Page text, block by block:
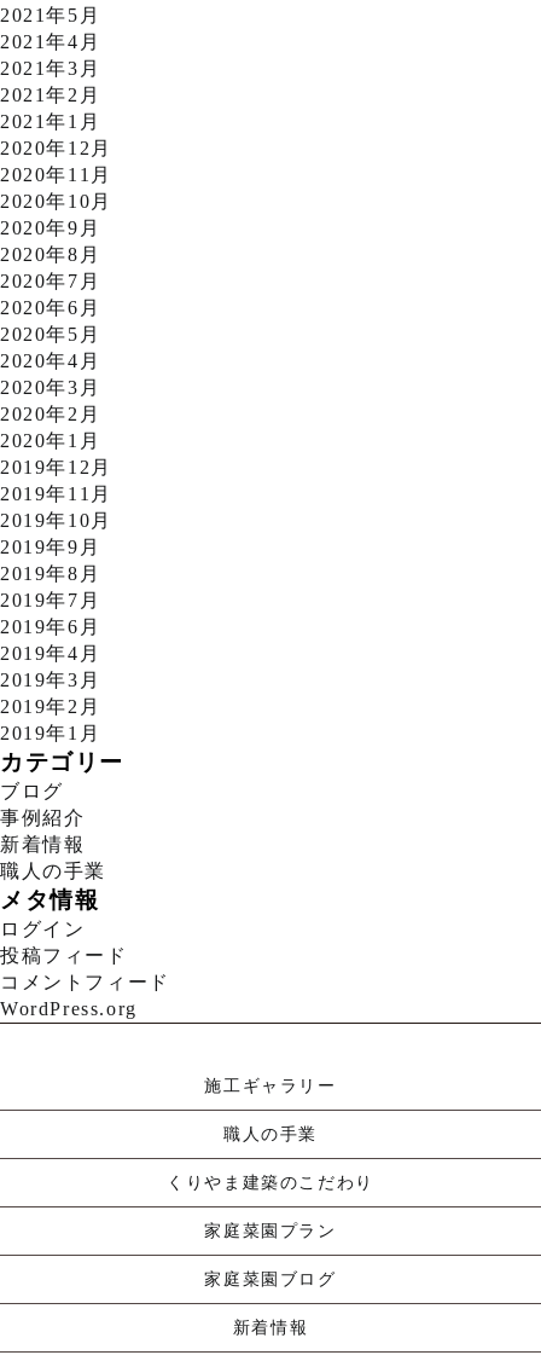
2021年5月
2021年4月
2021年3月
2021年2月
2021年1月
2020年12月
2020年11月
2020年10月
2020年9月
2020年8月
2020年7月
2020年6月
2020年5月
2020年4月
2020年3月
2020年2月
2020年1月
2019年12月
2019年11月
2019年10月
2019年9月
2019年8月
2019年7月
2019年6月
2019年4月
2019年3月
2019年2月
2019年1月
カテゴリー
ブログ
事例紹介
新着情報
職人の手業
メタ情報
ログイン
投稿フィード
コメントフィード
WordPress.org
施工ギャラリー
職人の手業
くりやま建築のこだわり
家庭菜園プラン
家庭菜園ブログ
新着情報